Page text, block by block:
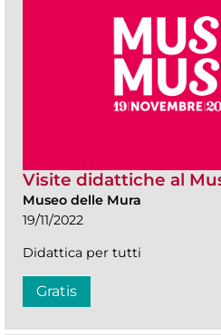
Visite didattiche al
Museo delle Mura
19/11/2022
Didattica per tutti
Gratis